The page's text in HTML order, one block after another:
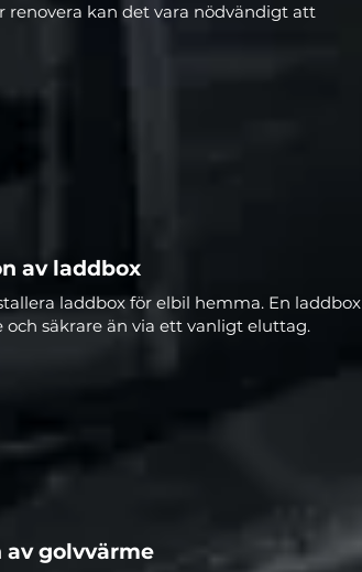
renovera kan det vara nödvändigt att
av laddbox
laddbox för elbil hemma. En laddbox
säkrare än via ett vanligt eluttag.
golvvärme